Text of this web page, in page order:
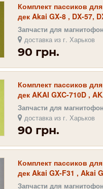
Комплект пассиков
дек Akai GX-8 , DX-57,
67, DX-69 , GX-75 , GX-95
Запчасти для
доставка из г. Харьков
90 грн.
Комплект пассиков
дек AKAI GXC-710D ,
735D , AKAI GXC-745 ,
60R
Запчасти для
доставка из г. Харьков
90 грн.
Комплект пассиков
дек Akai GX-F31 , Akai
Akai GX-F71
Запчасти для